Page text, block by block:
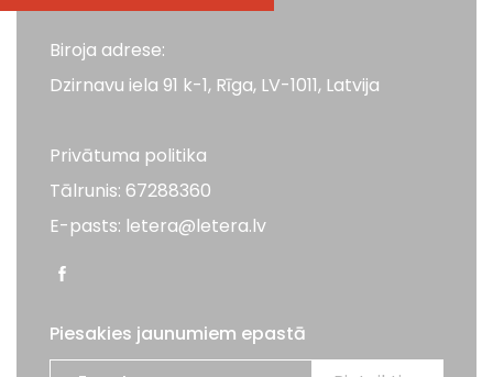
Biroja adrese:
Dzirnavu iela 91 k-1, Rīga, LV-1011, Latvija
Privātuma politika
Tālrunis: 67288360
E-pasts: letera@letera.lv
Piesakies jaunumiem epastā